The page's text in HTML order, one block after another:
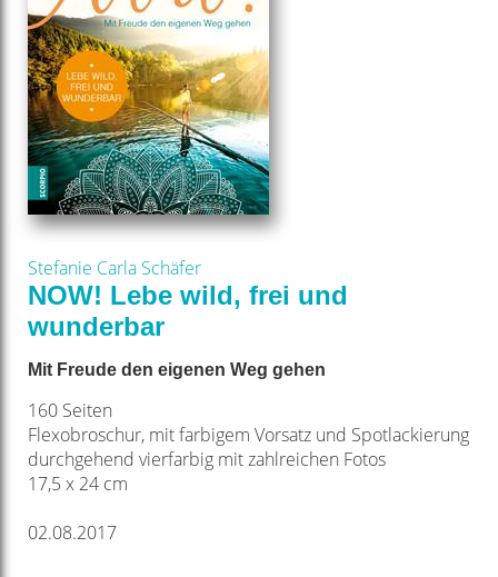
Stefanie Carla Schäfer
NOW! Lebe wild, frei und
wunderbar
Mit Freude den eigenen Weg gehen
160 Seiten
Flexobroschur, mit farbigem Vorsatz und Spotlackierung
durchgehend vierfarbig mit zahlreichen Fotos
17,5 x 24 cm
02.08.2017